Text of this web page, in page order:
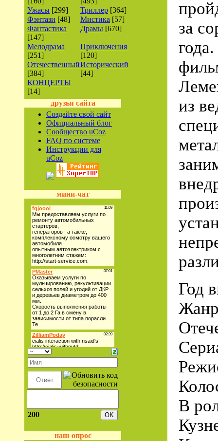
Ужасы [299] Триллер [364]
Фэнтази [48] Мистика [57]
Фантастика
[147]
Драмы [670]
Мелодрама
[251]
Приключения
[120]
Отечественный
[384]
Исторический
[44]
КОНЦЕРТЫ
[14]
друзья сайта
Создайте свой сайт
Официальный блог
Сообщество uCoz
FAQ по системе
Инструкции для
uCoz
мини-чат
200
наш опрос
за
из
Год
В